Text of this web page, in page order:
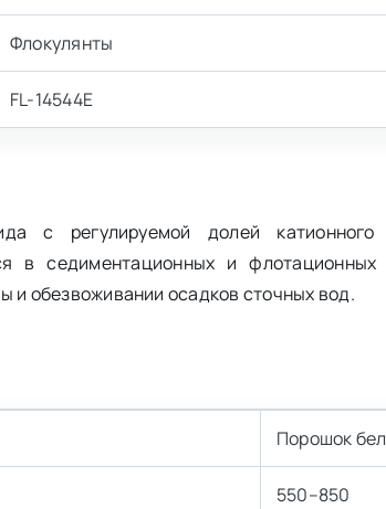
Флокулянты
FL-14544E
с регулируемой долей
в седиментационных и
и обезвоживании осадков сточных вод.
Порошок
550–850